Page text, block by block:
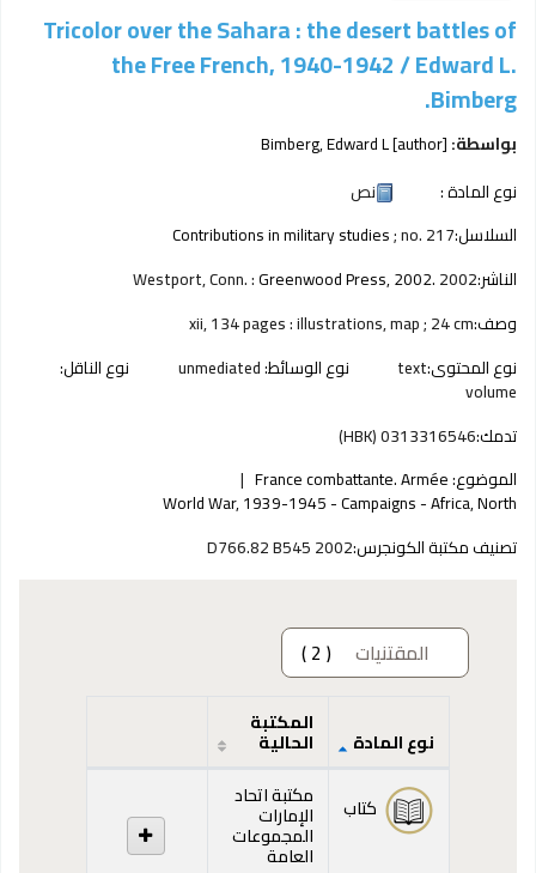
Tricolor over the Sahara : the desert battles of
the Free French, 1940-1942 /Edward L.
Bimberg.
بواسطة: Bimberg, Edward L[author]
نوع المادة :
نص
السلاسل:
Contributions in military studies; no. 217
الناشر:
Westport, Conn. :Greenwood Press, 2002.2002
وصف:xii, 134 pages : illustrations, map ; 24 cm
نوع المحتوى:text نوع الوسائط:unmediated نوع الناقل:
volume
تدمك:0313316546 (HBK)
الموضوع:France combattante. Armée
World War, 1939-1945 - Campaigns - Africa, North
تصنيف مكتبة الكونجرس:D766.82 B545 2002
المقتنيات ( 2 )
المقتنيات
نوع المادة
المكتبة
الحالية
كتاب مكتبة اتحاد
الإمارات
المجموعات
العامة